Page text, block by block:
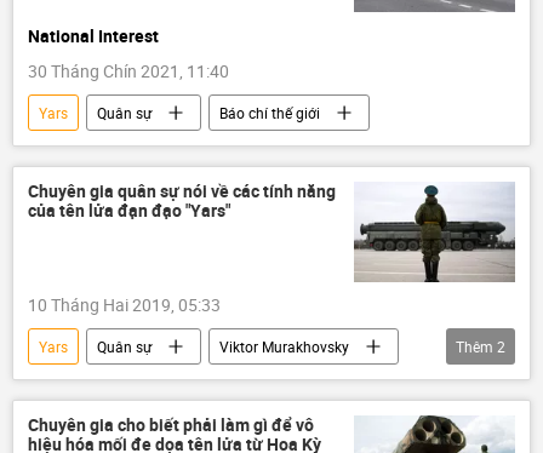
National Interest
30 Tháng Chín 2021, 11:40
Yars Quân sự Báo chí thế giới
Chuyên gia quân sự nói về các tính năng
của tên lửa đạn đạo "Yars"
10 Tháng Hai 2019, 05:33
Yars Quân sự
Viktor Murakhovsky
Bộ Quốc phòng Nga
Trang bị quân sự
Thêm 2
Chuyên gia cho biết phải làm gì để vô
hiệu hóa mối đe dọa tên lửa từ Hoa Kỳ